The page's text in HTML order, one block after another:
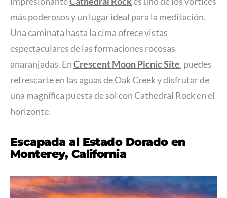
más poderosos y un lugar ideal para la meditación.
Una caminata hasta la cima ofrece vistas
espectaculares de las formaciones rocosas
anaranjadas. EnCrescent Moon Picnic Site, puedes
refrescarte en las aguas de Oak Creek y disfrutar de
una magnífica puesta de sol con Cathedral Rock en el
horizonte.
Escapada al Estado Dorado en
Monterey, California